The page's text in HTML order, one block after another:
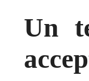
Un